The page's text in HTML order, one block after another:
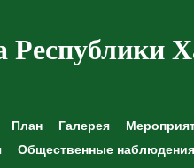
Республики
План Галерея
Общественные наблюдения